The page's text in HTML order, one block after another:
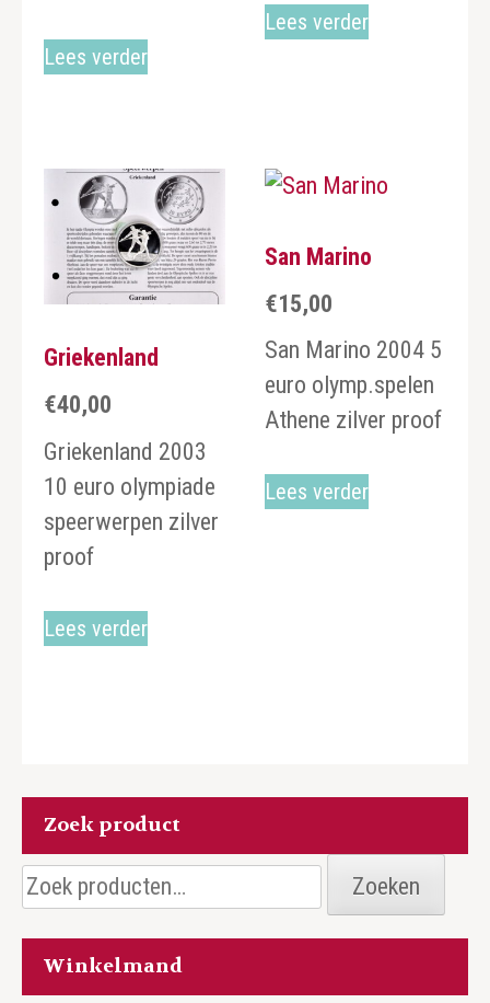
Lees verder
Lees verder
Griekenland
€40,00
Griekenland 2003
10 euro olympiade
speerwerpen zilver
proof
Lees verder
San Marino
€15,00
San Marino 2004 5
euro olymp.spelen
Athene zilver proof
Lees verder
Zoek product
Zoeken
naar:
Zoeken
Winkelmand